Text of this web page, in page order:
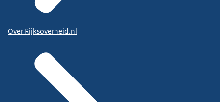
Over Rijksoverheid.nl